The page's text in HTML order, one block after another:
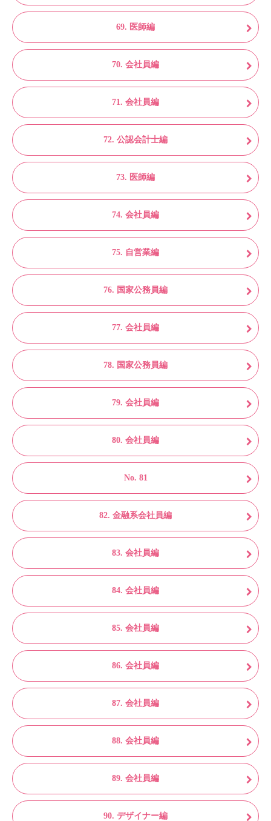
69. 医師編
70. 会社員編
71. 会社員編
72. 公認会計士編
73. 医師編
74. 会社員編
75. 自営業編
76. 国家公務員編
77. 会社員編
78. 国家公務員編
79. 会社員編
80. 会社員編
No. 81
82. 金融系会社員編
83. 会社員編
84. 会社員編
85. 会社員編
86. 会社員編
87. 会社員編
88. 会社員編
89. 会社員編
90. デザイナー編